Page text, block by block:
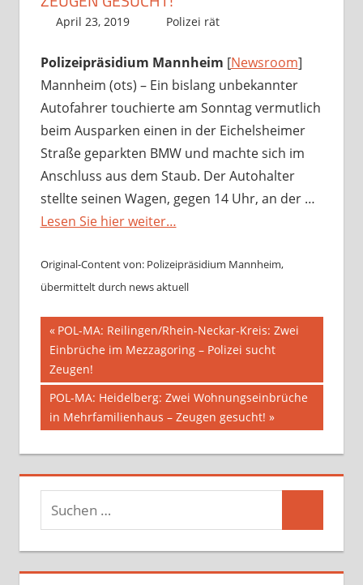
April 23, 2019 Richard Uhl
Polizei rät
Polizeipräsidium Mannheim [Newsroom]
Mannheim (ots) – Ein bislang unbekannter
Autofahrer touchierte am Sonntag vermutlich
beim Ausparken einen in der Eichelsheimer
Straße geparkten BMW und machte sich im
Anschluss aus dem Staub. Der Autohalter
stellte seinen Wagen, gegen 14 Uhr, an der …
Lesen Sie hier weiter…
Original-Content von: Polizeipräsidium Mannheim,
übermittelt durch news aktuell
Beitragsnavigation
Vorheriger
Beitrag:
POL-MA: Reilingen/Rhein-Neckar-Kreis: Zwei
Einbrüche im Mezzagoring – Polizei sucht
Zeugen!
Nächster
Beitrag:
POL-MA: Heidelberg: Zwei Wohnungseinbrüche
in Mehrfamilienhaus – Zeugen gesucht!
Suchen
nach: